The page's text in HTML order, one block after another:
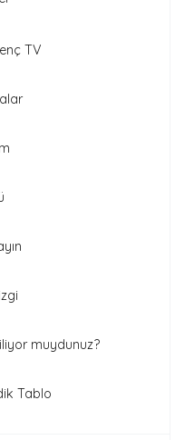
TV
muydunuz?
Tablo